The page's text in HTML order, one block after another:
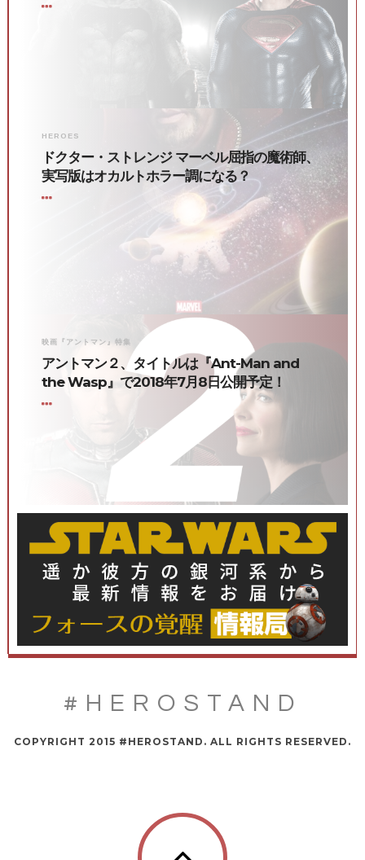
HEROES
ドクター・ストレンジ マーベル屈指の魔術師、
実写版はオカルトホラー調になる？
映画『アントマン』特集
アントマン２、タイトルは『Ant-Man and
the Wasp』で2018年7月8日公開予定！
#HEROSTAND
COPYRIGHT 2015 #HEROSTAND. ALL RIGHTS RESERVED.